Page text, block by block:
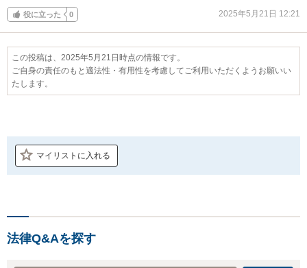
役に立った 0 2025年5月21日 12:21
この投稿は、2025年5月21日時点の情報です。
ご自身の責任のもと適法性・有用性を考慮してご利用いただくようお願いい
たします。
マイリストに入れる
法律Q&Aを探す